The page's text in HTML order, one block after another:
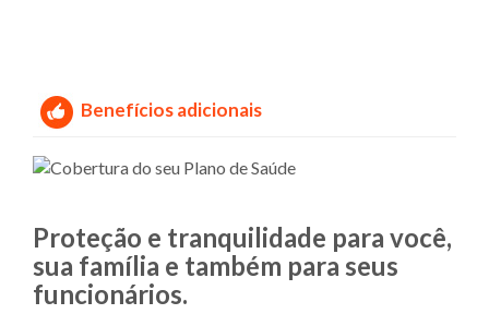
Benefícios adicionais
Proteção e tranquilidade para você,
sua família e também para seus
funcionários.